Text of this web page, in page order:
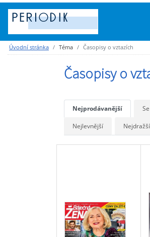
Úvodní stránka Téma Časopisy o vztazích
Časopisy o
Nejprodávanější
Nejlevnější Nejdražší